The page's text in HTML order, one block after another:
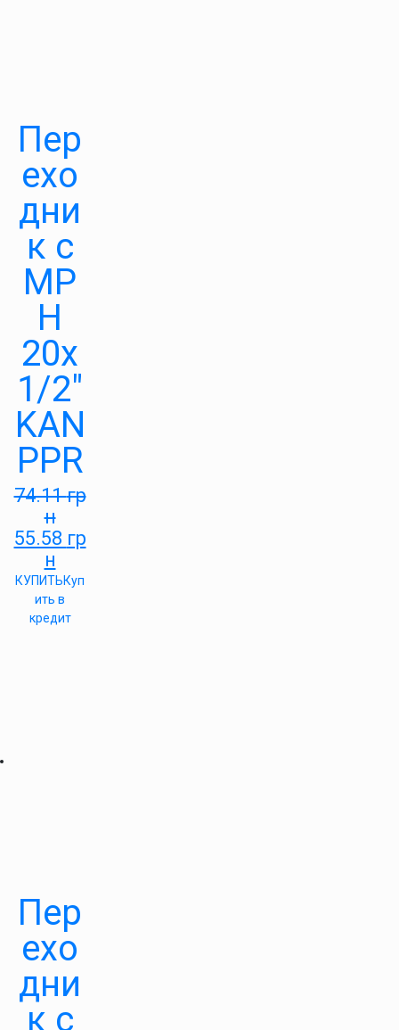
Пер
ехо
дни
к с
МР
Н
20х
1/2″
KAN
PPR
74.11гр
н
55.58 гр
н
КУПИТЬКуп
ить в
кредит
Пер
ехо
дни
к с